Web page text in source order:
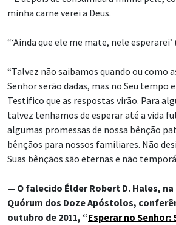
minha carne verei a Deus.
“‘Ainda que ele me mate, nele esperarei’
“Talvez não saibamos quando ou como
Senhor serão dadas, mas no Seu tempo
Testifico que as respostas virão. Para
talvez tenhamos de esperar até a vida
algumas promessas de nossa bênção
bênçãos para nossos familiares. Não
Suas bênçãos são eternas e não
— O falecido Élder Robert D. Hales,
Quórum dos Doze Apóstolos,
outubro de 2011, “Esperar no Senhor: